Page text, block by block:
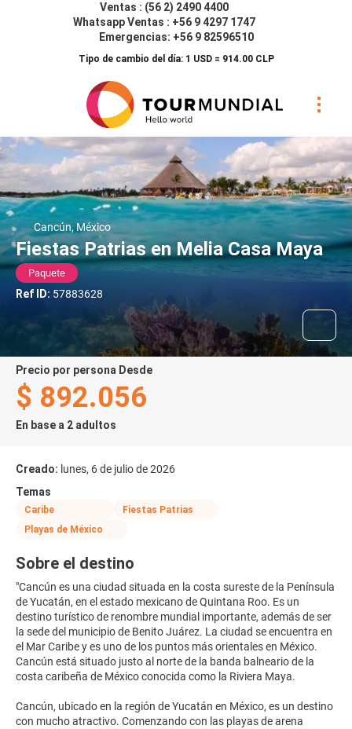
Ventas : (56 2) 2490 4400
Whatsapp Ventas : +56 9 4297 1747
Emergencias: +56 9 82596510
Tipo de cambio del día: 1 USD = 914.00 CLP
Cancún, México
Fiestas Patrias en Melia Casa Maya
Paquete
Ref ID: 57883628
precio por persona Desde
$ 892.056
En base a 2 adultos
Creado: lunes, 6 de julio de 2026
Temas
Caribe
Fiestas Patrias
Playas de México
Sobre el destino
"Cancún es una ciudad situada en la costa sureste de la Península
de Yucatán, en el estado mexicano de Quintana Roo. Es un
destino turístico de renombre mundial importante, además de ser
la sede del municipio de Benito Juárez. La ciudad se encuentra en
el Mar Caribe y es uno de los puntos más orientales en México.
Cancún está situado justo al norte de la banda balneario de la
costa caribeña de México conocida como la Riviera Maya.
Cancún, ubicado en la región de Yucatán en México, es un destino
con mucho atractivo. Comenzando con las playas de arena